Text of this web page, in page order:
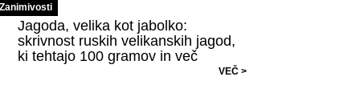
Zanimivosti
Jagoda, velika kot jabolko:
skrivnost ruskih velikanskih jagod,
ki tehtajo 100 gramov in več
VEČ >